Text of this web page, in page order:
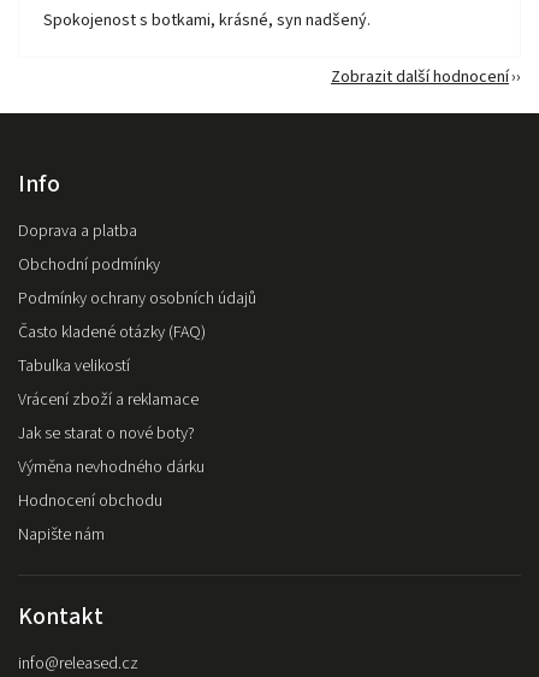
Spokojenost s botkami, krásné, syn nadšený.
Zobrazit další hodnocení
Info
Doprava a platba
Obchodní podmínky
Podmínky ochrany osobních údajů
Často kladené otázky (FAQ)
Tabulka velikostí
Vrácení zboží a reklamace
Jak se starat o nové boty?
Výměna nevhodného dárku
Hodnocení obchodu
Napište nám
Kontakt
info@released.cz